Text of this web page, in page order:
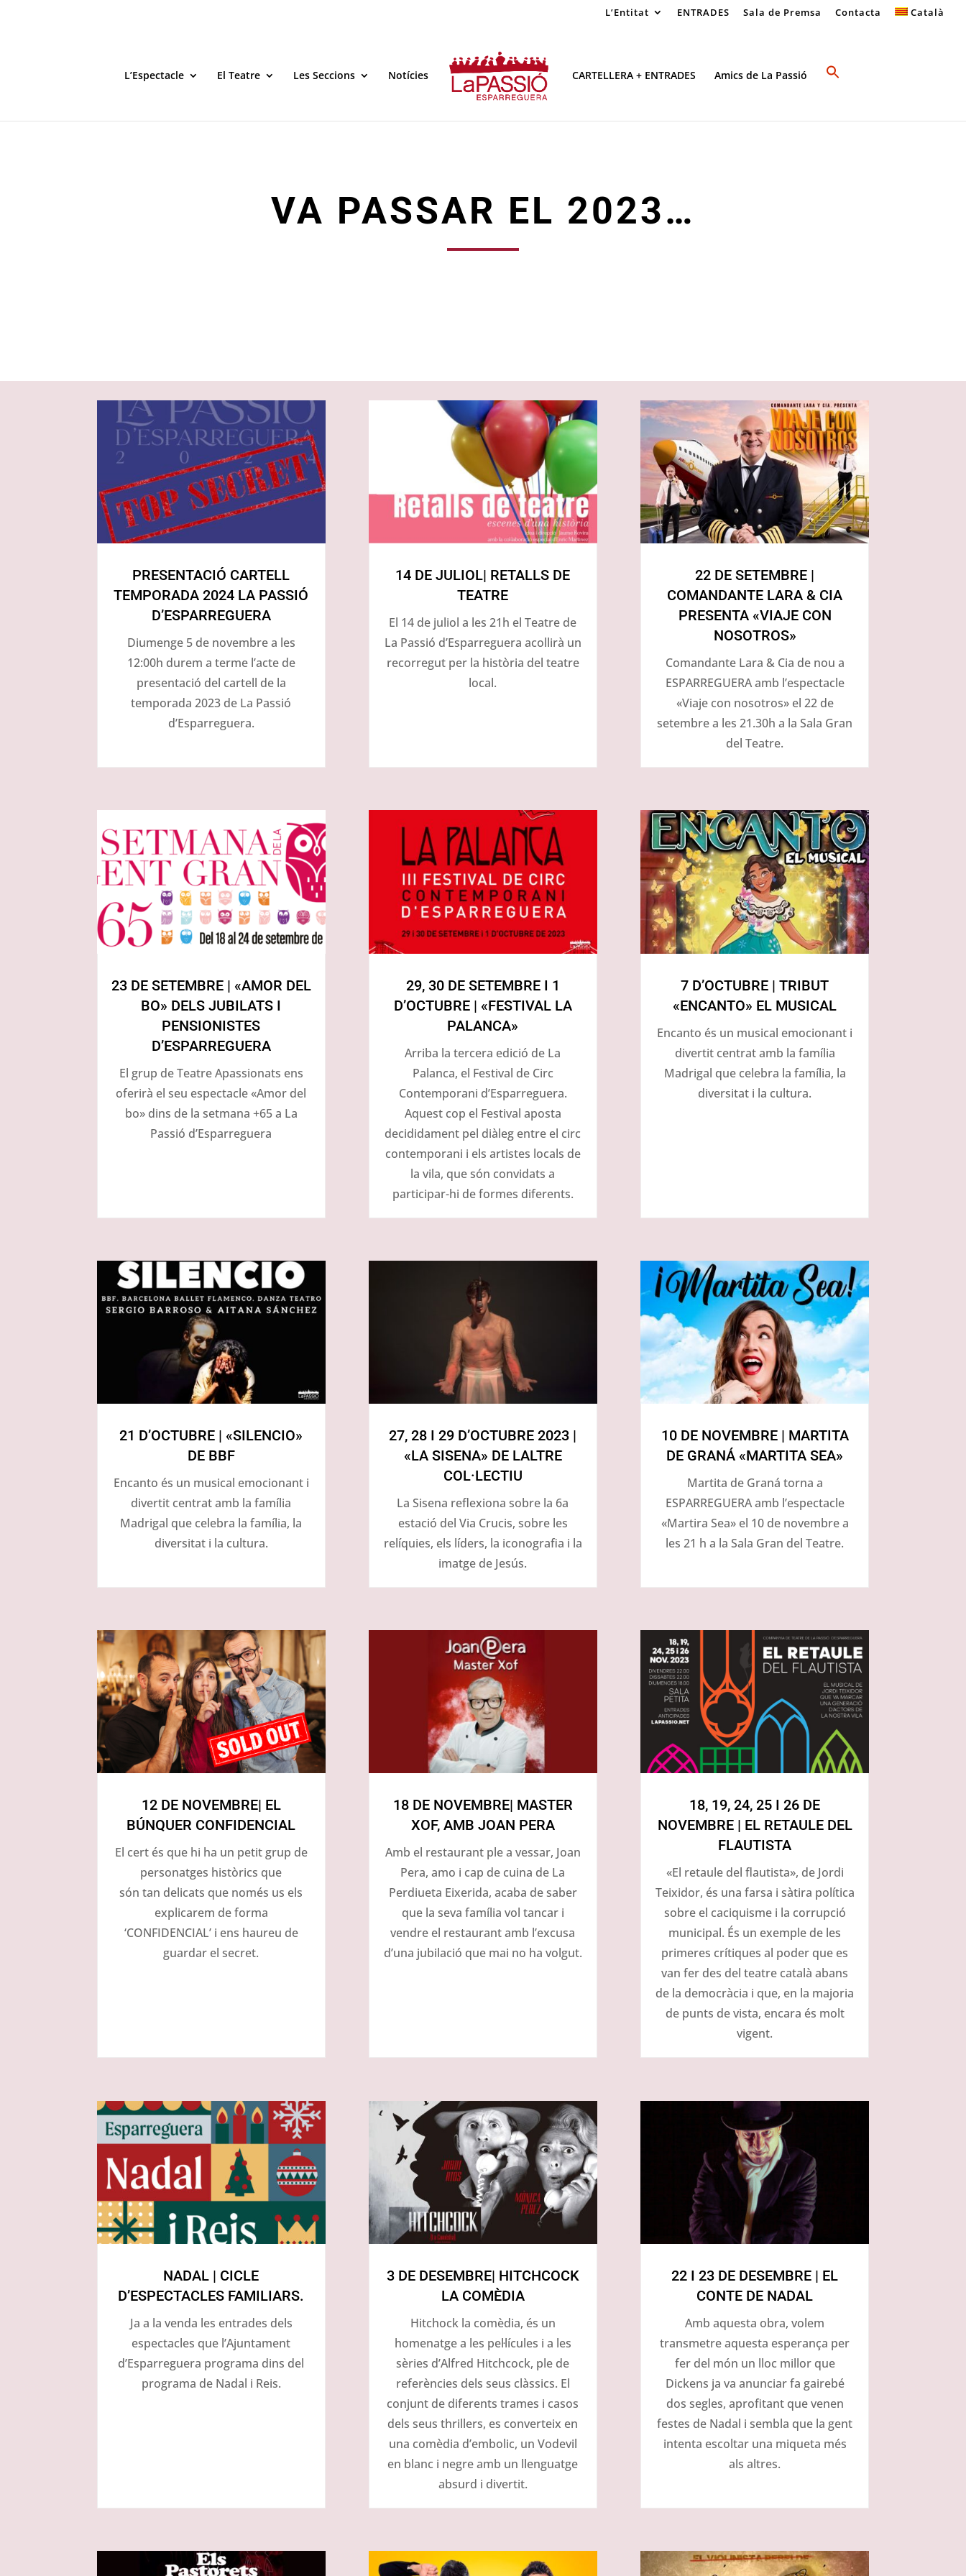
L’Entitat ENTRADES Sala de Premsa Contacta Català
L’Espectacle El Teatre Les Seccions Notícies CARTELLERA + ENTRADES Amics de La Passió
VA PASSAR EL 2023…
PRESENTACIÓ CARTELL
TEMPORADA 2024 LA PASSIÓ
D’ESPARREGUERA
Diumenge 5 de novembre a les
12:00h durem a terme l’acte de
presentació del cartell de la
temporada 2023 de La Passió
d’Esparreguera.
14 DE JULIOL| RETALLS DE
TEATRE
El 14 de juliol a les 21h el Teatre de
La Passió d’Esparreguera acollirà un
recorregut per la història del teatre
local.
22 DE SETEMBRE |
COMANDANTE LARA & CIA
PRESENTA «VIAJE CON
NOSOTROS»
Comandante Lara & Cia de nou a
ESPARREGUERA amb l’espectacle
«Viaje con nosotros» el 22 de
setembre a les 21.30h a la Sala Gran
del Teatre.
23 DE SETEMBRE | «AMOR DEL
BO» DELS JUBILATS I
PENSIONISTES
D’ESPARREGUERA
El grup de Teatre Apassionats ens
oferirà el seu espectacle «Amor del
bo» dins de la setmana +65 a La
Passió d’Esparreguera
29, 30 DE SETEMBRE I 1
D’OCTUBRE | «FESTIVAL LA
PALANCA»
Arriba la tercera edició de La
Palanca, el Festival de Circ
Contemporani d’Esparreguera.
Aquest cop el Festival aposta
decididament pel diàleg entre el circ
contemporani i els artistes locals de
la vila, que són convidats a
participar-hi de formes diferents.
7 D’OCTUBRE | TRIBUT
«ENCANTO» EL MUSICAL
Encanto és un musical emocionant i
divertit centrat amb la família
Madrigal que celebra la família, la
diversitat i la cultura.
21 D’OCTUBRE | «SILENCIO»
DE BBF
Encanto és un musical emocionant i
divertit centrat amb la família
Madrigal que celebra la família, la
diversitat i la cultura.
27, 28 I 29 D’OCTUBRE 2023 |
«LA SISENA» DE LALTRE
COL·LECTIU
La Sisena reflexiona sobre la 6a
estació del Via Crucis, sobre les
relíquies, els líders, la iconografia i la
imatge de Jesús.
10 DE NOVEMBRE | MARTITA
DE GRANÁ «MARTITA SEA»
Martita de Graná torna a
ESPARREGUERA amb l’espectacle
«Martira Sea» el 10 de novembre a
les 21 h a la Sala Gran del Teatre.
12 DE NOVEMBRE| EL
BÚNQUER CONFIDENCIAL
El cert és que hi ha un petit grup de
personatges històrics que
són tan delicats que només us els
explicarem de forma
‘CONFIDENCIAL’ i ens haureu de
guardar el secret.
18 DE NOVEMBRE| MASTER
XOF, AMB JOAN PERA
Amb el restaurant ple a vessar, Joan
Pera, amo i cap de cuina de La
Perdiueta Eixerida, acaba de saber
que la seva família vol tancar i
vendre el restaurant amb l’excusa
d’una jubilació que mai no ha volgut.
18, 19, 24, 25 I 26 DE
NOVEMBRE | EL RETAULE DEL
FLAUTISTA
«El retaule del flautista», de Jordi
Teixidor, és una farsa i sàtira política
sobre el caciquisme i la corrupció
municipal. És un exemple de les
primeres crítiques al poder que es
van fer des del teatre català abans
de la democràcia i que, en la majoria
de punts de vista, encara és molt
vigent.
NADAL | CICLE
D’ESPECTACLES FAMILIARS.
Ja a la venda les entrades dels
espectacles que l’Ajuntament
d’Esparreguera programa dins del
programa de Nadal i Reis.
3 DE DESEMBRE| HITCHCOCK
LA COMÈDIA
Hitchock la comèdia, és un
homenatge a les pel·lícules i a les
sèries d’Alfred Hitchcock, ple de
referències dels seus clàssics. El
conjunt de diferents trames i casos
dels seus thrillers, es converteix en
una comèdia d’embolic, un Vodevil
en blanc i negre amb un llenguatge
absurd i divertit.
22 I 23 DE DESEMBRE | EL
CONTE DE NADAL
Amb aquesta obra, volem
transmetre aquesta esperança per
fer del món un lloc millor que
Dickens ja va anunciar fa gairebé
dos segles, aprofitant que venen
festes de Nadal i sembla que la gent
intenta escoltar una miqueta més
als altres.